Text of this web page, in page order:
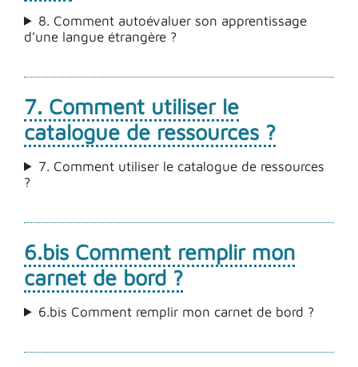
8. Comment autoévaluer son apprentissage
d’une langue étrangère ?
7. Comment utiliser le
catalogue de ressources ?
7. Comment utiliser le catalogue de ressources
?
6.bis Comment remplir mon
carnet de bord ?
6.bis Comment remplir mon carnet de bord ?